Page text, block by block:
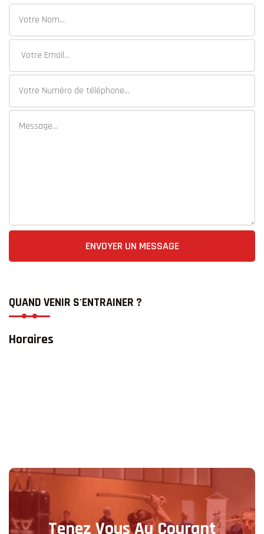
ENVOYER UN MESSAGE
QUAND VENIR S'ENTRAINER ?
Horaires
Tenez Vous Au Courant